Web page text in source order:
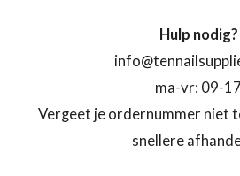
Hulp nodig?
ma-vr: 09-17
Vergeet je ordernummer niet
snellere